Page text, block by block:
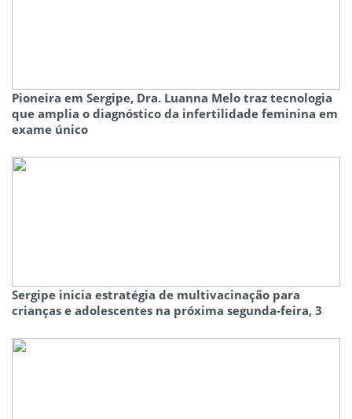
Pioneira em Sergipe, Dra. Luanna Melo traz tecnologia
que amplia o diagnóstico da infertilidade feminina em
exame único
Sergipe inicia estratégia de multivacinação para
crianças e adolescentes na próxima segunda-feira, 3